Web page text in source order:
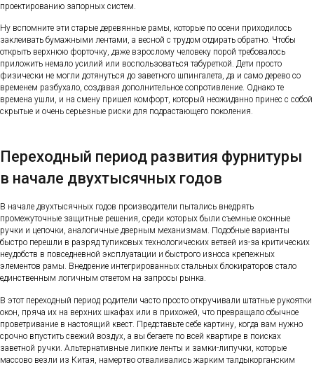
проектированию запорных систем.
Ну вспомните эти старые деревянные рамы, которые по осени приходилось
заклеивать бумажными лентами, а весной с трудом отдирать обратно. Чтобы
открыть верхнюю форточку, даже взрослому человеку порой требовалось
приложить немало усилий или воспользоваться табуреткой. Дети просто
физически не могли дотянуться до заветного шпингалета, да и само дерево со
временем разбухало, создавая дополнительное сопротивление. Однако те
времена ушли, и на смену пришел комфорт, который неожиданно принес с собой
скрытые и очень серьезные риски для подрастающего поколения.
Переходный период развития фурнитуры
в начале двухтысячных годов
В начале двухтысячных годов производители пытались внедрять
промежуточные защитные решения, среди которых были съемные оконные
ручки и цепочки, аналогичные дверным механизмам. Подобные варианты
быстро перешли в разряд тупиковых технологических ветвей из-за критических
неудобств в повседневной эксплуатации и быстрого износа крепежных
элементов рамы. Внедрение интегрированных стальных блокираторов стало
единственным логичным ответом на запросы рынка.
В этот переходный период родители часто просто откручивали штатные рукоятки
окон, пряча их на верхних шкафах или в прихожей, что превращало обычное
проветривание в настоящий квест. Представьте себе картину, когда вам нужно
срочно впустить свежий воздух, а вы бегаете по всей квартире в поисках
заветной ручки. Альтернативные липкие ленты и замки-липучки, которые
массово везли из Китая, намертво отваливались жарким талдыкорганским